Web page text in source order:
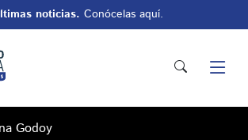
noticias. Conócelas aquí.
Godoy